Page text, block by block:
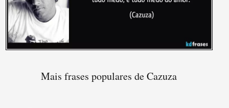
Mais frases populares de Cazuza